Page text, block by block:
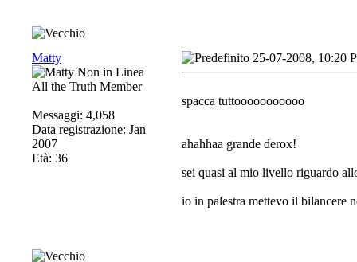
Matty
All the Truth Member
Messaggi: 4,058
Data registrazione: Jan
2007
Età: 36
25-07-2008, 10:20
spacca tuttooooooooooo
ahahhaa grande derox!
sei quasi al mio livello riguardo
io in palestra mettevo il bilancere